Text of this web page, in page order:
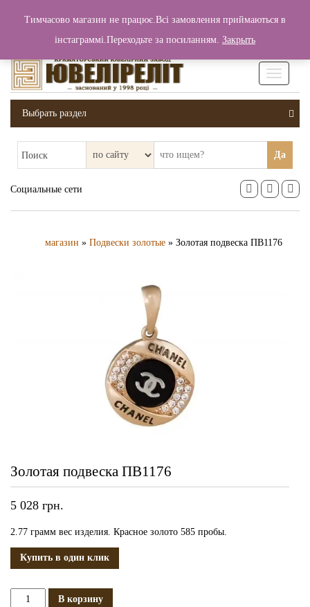
Вход / Регистрация 0 грн.
Выбрать раздел
Поиск Да
Социальные сети
магазин » Подвески золотые » Золотая подвеска ПВ1176
Золотая подвеска ПВ1176
5 028 грн.
2.77 грамм вес изделия. Красное золото 585 пробы.
Купить в один клик
КоличествоВ корзину
Тимчасово магазин не працює.Всі замовлення приймаються в
інстаграммі.Переходьте за посиланням. Закрыть